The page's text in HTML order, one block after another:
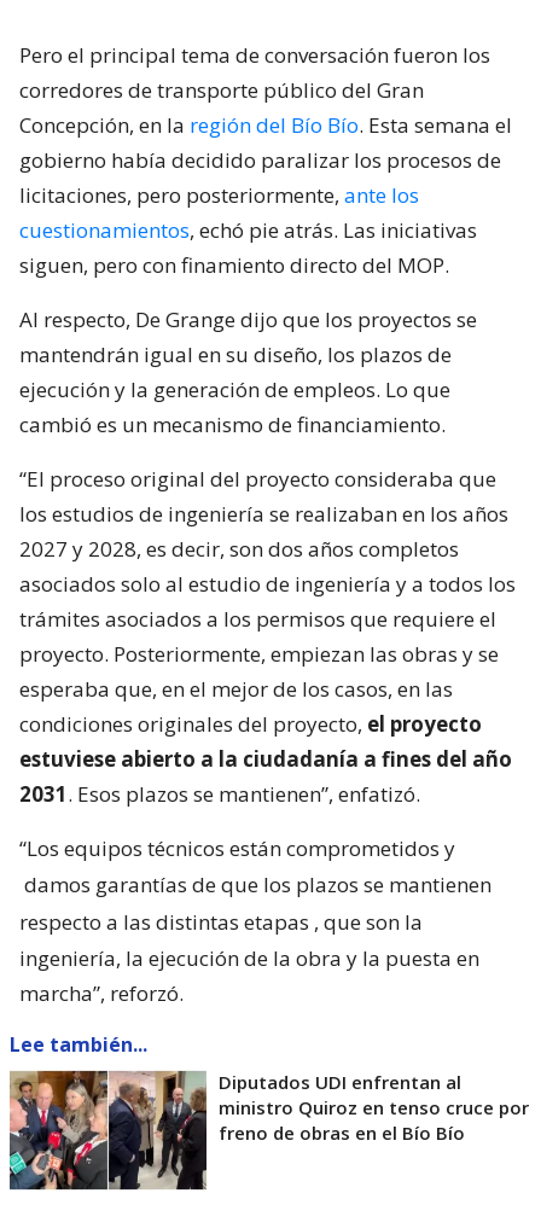
Pero el principal tema de conversación fueron los
corredores de transporte público del Gran
Concepción, en la región del Bío Bío. Esta semana el
gobierno había decidido paralizar los procesos de
licitaciones, pero posteriormente, ante los
cuestionamientos, echó pie atrás. Las iniciativas
siguen, pero con finamiento directo del MOP.
Al respecto, De Grange dijo que los proyectos se
mantendrán igual en su diseño, los plazos de
ejecución y la generación de empleos. Lo que
cambió es un mecanismo de financiamiento.
“El proceso original del proyecto consideraba que
los estudios de ingeniería se realizaban en los años
2027 y 2028, es decir, son dos años completos
asociados solo al estudio de ingeniería y a todos los
trámites asociados a los permisos que requiere el
proyecto. Posteriormente, empiezan las obras y se
esperaba que, en el mejor de los casos, en las
condiciones originales del proyecto, el proyecto
estuviese abierto a la ciudadanía a fines del año
2031. Esos plazos se mantienen”, enfatizó.
“Los equipos técnicos están comprometidos y
damos garantías de que los plazos se mantienen
respecto a las distintas etapas , que son la
ingeniería, la ejecución de la obra y la puesta en
marcha”, reforzó.
Lee también...
Diputados UDI enfrentan al
ministro Quiroz en tenso cruce por
freno de obras en el Bío Bío